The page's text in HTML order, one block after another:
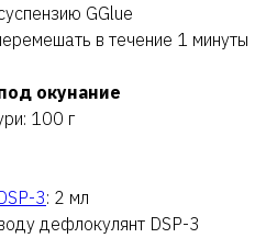
GGlue
в течение 1 минуты
окунание
100 г
3: 2 мл
дефлокулянт DSP-3